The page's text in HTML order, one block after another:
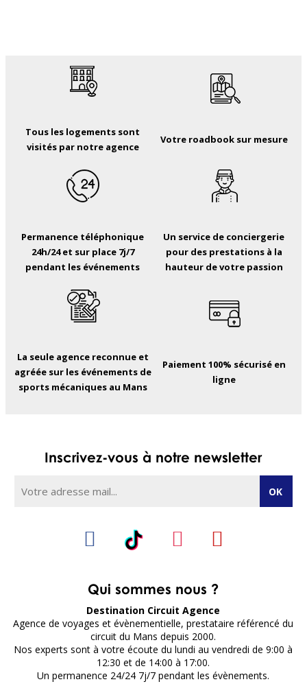
Tous les logements sont
visités par notre agence
Votre roadbook sur mesure
Permanence téléphonique
24h/24 et sur place 7j/7
pendant les événements
Un service de conciergerie
pour des prestations à la
hauteur de votre passion
La seule agence reconnue et
agréée sur les événements de
sports mécaniques au Mans
Paiement 100% sécurisé en
ligne
Qui sommes nous ?
Destination Circuit Agence
Agence de voyages et évènementielle, prestataire référencé du
circuit du Mans depuis 2000.
Nos experts sont à votre écoute du lundi au vendredi de 9:00 à
12:30 et de 14:00 à 17:00.
Un permanence 24/24 7j/7 pendant les évènements.
Inscrivez-vous à notre newsletter